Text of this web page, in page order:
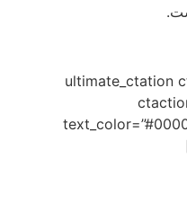
[ultimate_ctation